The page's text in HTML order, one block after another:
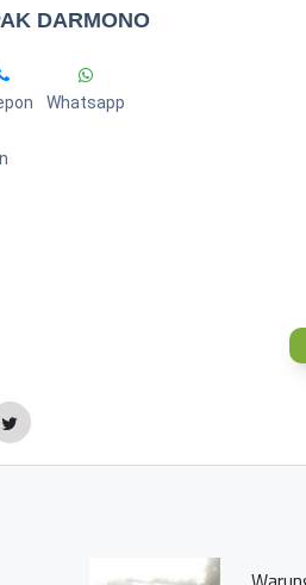
DARMONO
Whatsapp